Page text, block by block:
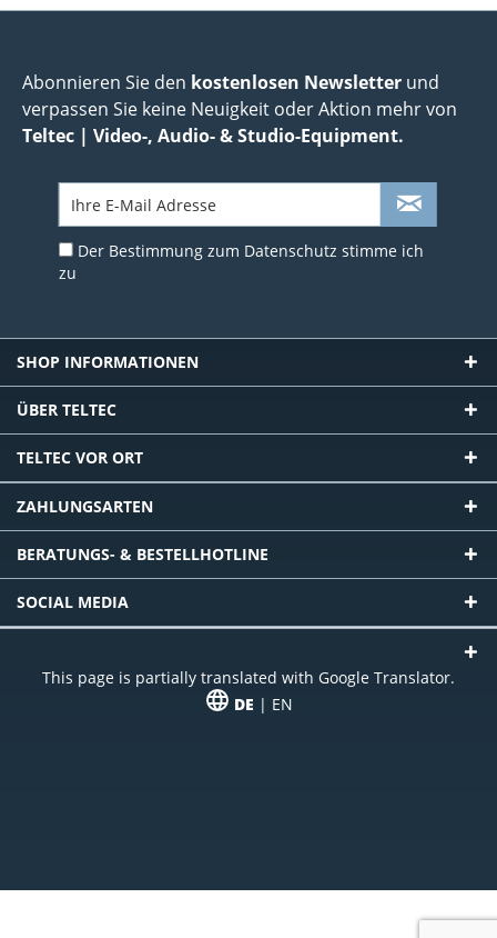
Abonnieren Sie den kostenlosen Newsletter und
verpassen Sie keine Neuigkeit oder Aktion mehr von
Teltec | Video-, Audio- & Studio-Equipment.
Der Bestimmung zum Datenschutz stimme ich
zu
SHOP INFORMATIONEN
ÜBER TELTEC
TELTEC VOR ORT
ZAHLUNGSARTEN
BERATUNGS- & BESTELLHOTLINE
SOCIAL MEDIA
This page is partially translated with Google Translator.
DE | EN